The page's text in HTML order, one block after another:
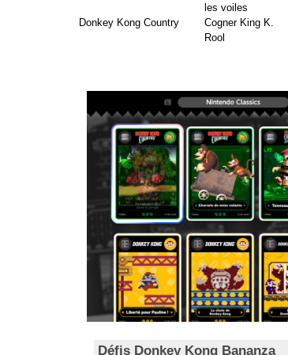
les voiles
Donkey Kong Country
Cogner King K.
Rool
Défis Donkey Kong Bananza